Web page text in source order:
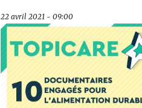
22 avril 2021 - 09:00